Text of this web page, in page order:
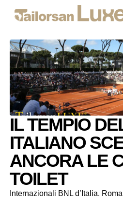
IL TEMPIO
ITALIANO
ANCORA LE
TOILET
Internazionali BNL d’Italia.